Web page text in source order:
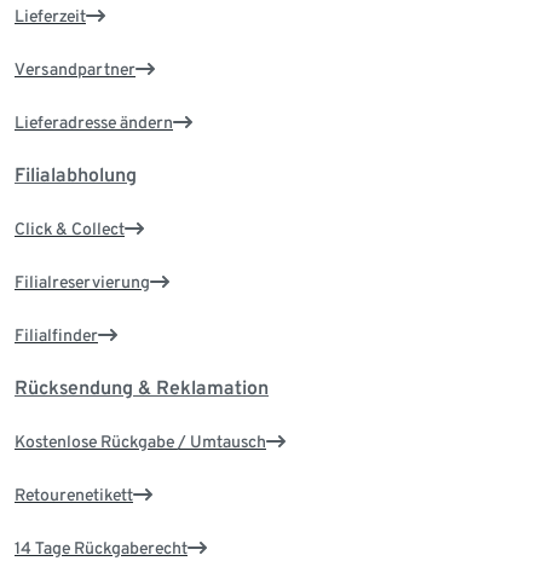
Lieferzeit
Versandpartner
Lieferadresse ändern
Filialabholung
Click & Collect
Filialreservierung
Filialfinder
Rücksendung & Reklamation
Kostenlose Rückgabe / Umtausch
Retourenetikett
14 Tage Rückgaberecht